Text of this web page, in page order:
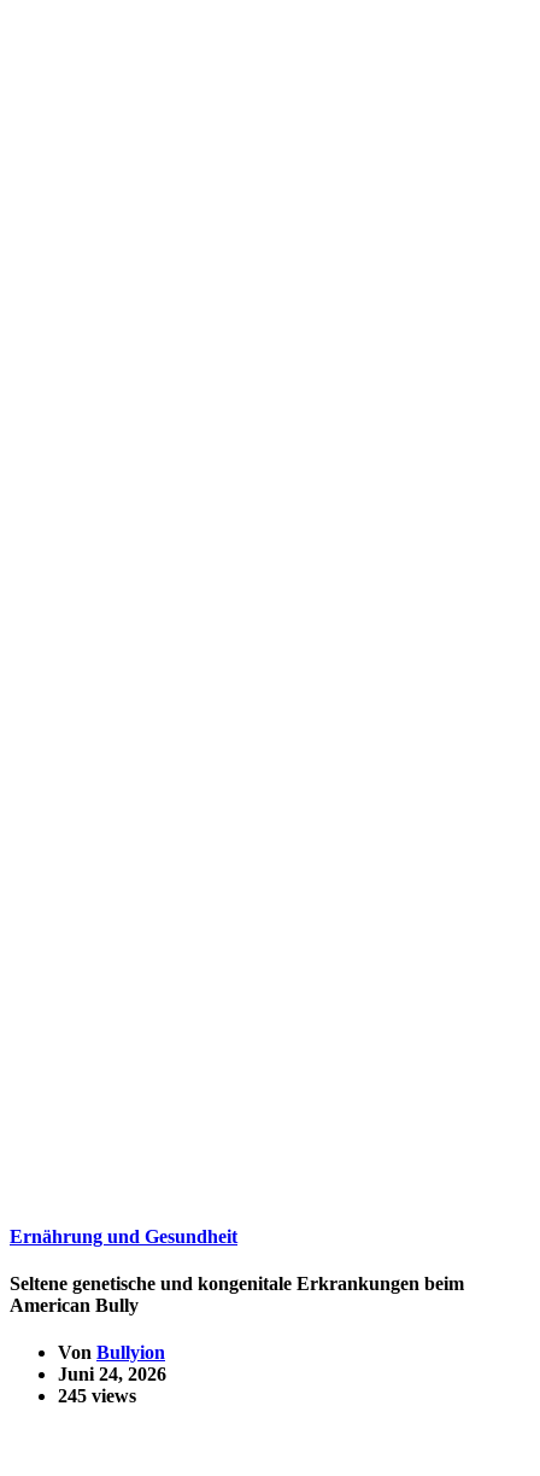
Ernährung und Gesundheit
Seltene genetische und kongenitale Erkrankungen beim
American Bully
Von Bullyion
Juni 24, 2026
245 views